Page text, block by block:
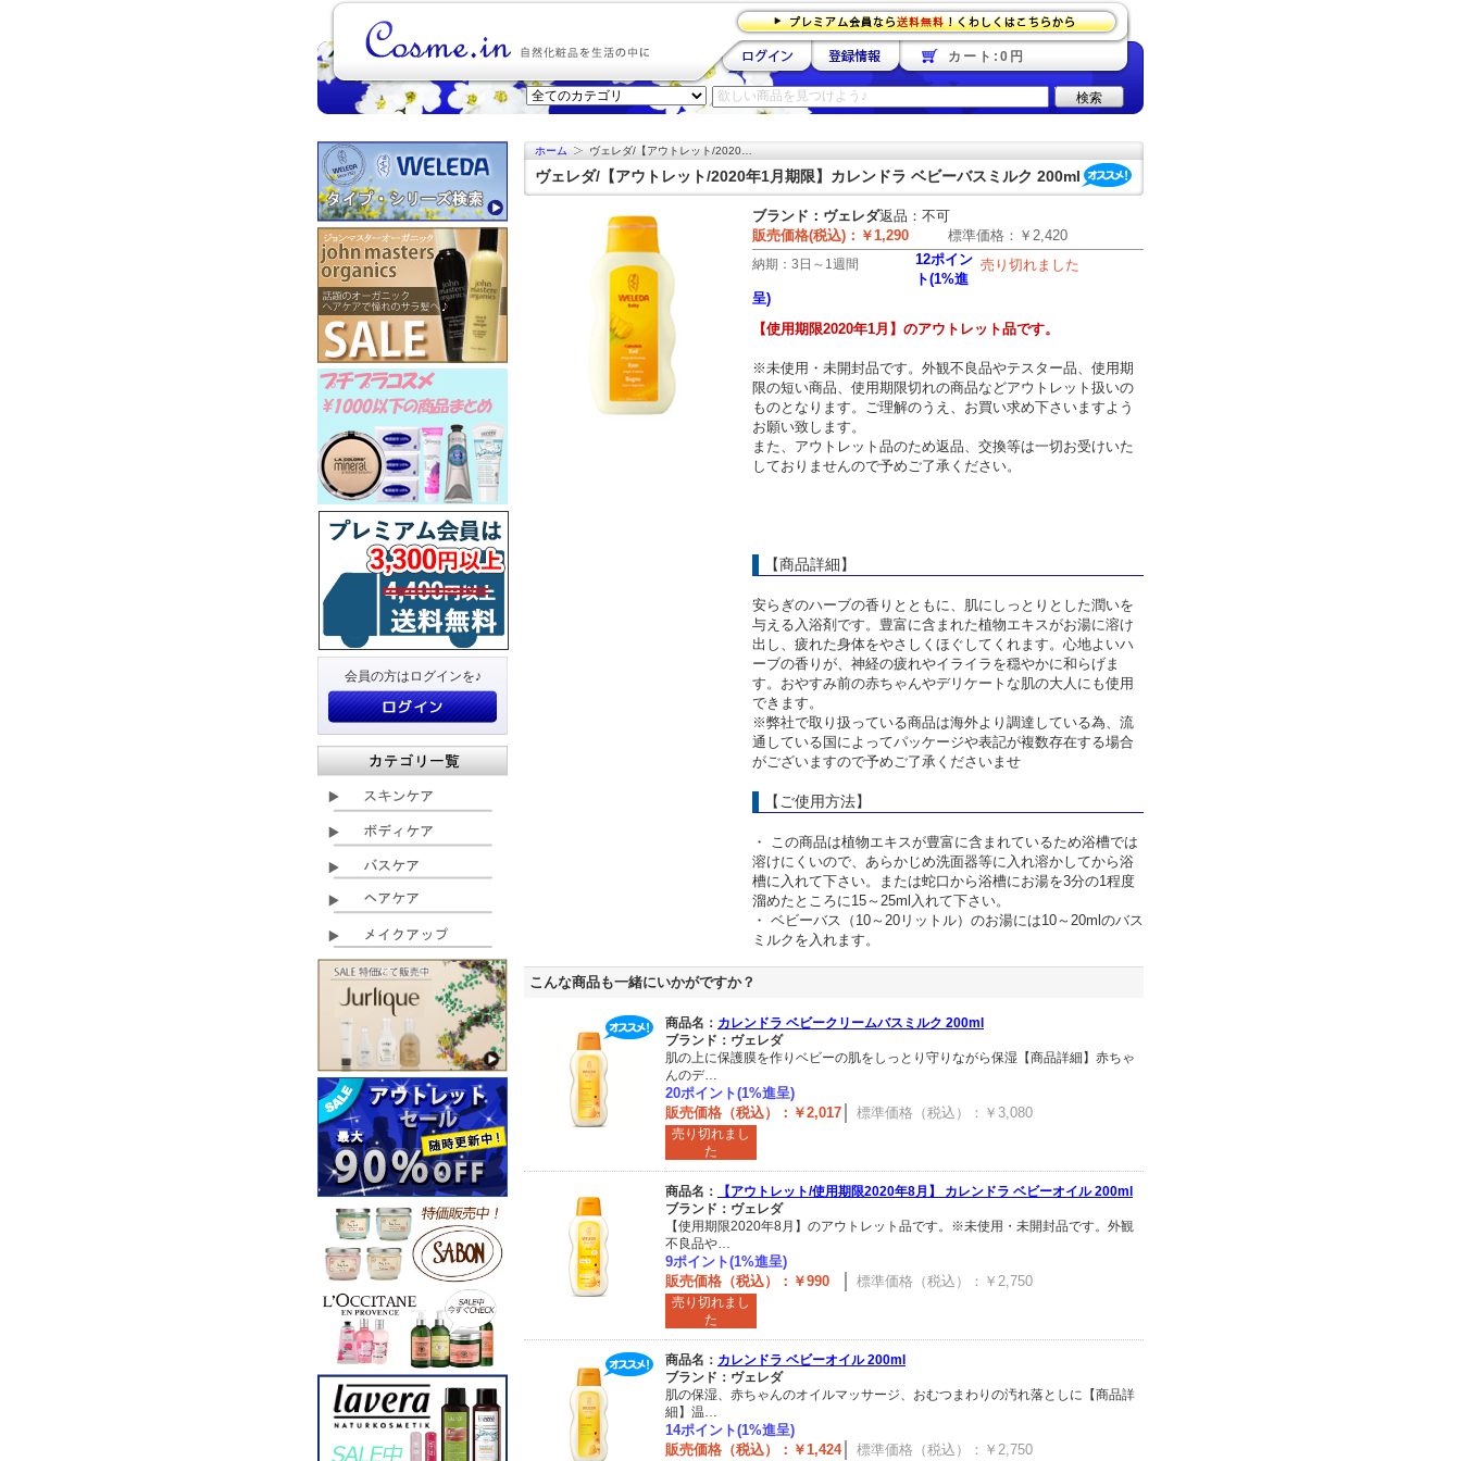
カート:0円
検索
ホーム ヴェレダ/【アウトレット/2020…
ヴェレダ/【アウトレット/2020年1月期限】カレンドラ ベビーバスミルク 200ml
ブランド： ヴェレダ
標準価格： ￥2,420
販売価格(税込)： ￥1,290
売り切れました
納期： 3日～1週間
返品：不可
12ポイン
ト(1%進
呈)
【使用期限2020年1月】のアウトレット品です。
※未使用・未開封品です。外観不良品やテスター品、使用期
限の短い商品、使用期限切れの商品などアウトレット扱いの
ものとなります。ご理解のうえ、お買い求め下さいますよう
お願い致します。
また、アウトレット品のため返品、交換等は一切お受けいた
しておりませんので予めご了承ください。
【商品詳細】
安らぎのハーブの香りとともに、肌にしっとりとした潤いを
与える入浴剤です。豊富に含まれた植物エキスがお湯に溶け
出し、疲れた身体をやさしくほぐしてくれます。心地よいハ
ーブの香りが、神経の疲れやイライラを穏やかに和らげま
す。おやすみ前の赤ちゃんやデリケートな肌の大人にも使用
できます。
※弊社で取り扱っている商品は海外より調達している為、流
通している国によってパッケージや表記が複数存在する場合
がございますので予めご了承くださいませ
【ご使用方法】
・ この商品は植物エキスが豊富に含まれているため浴槽では
溶けにくいので、あらかじめ洗面器等に入れ溶かしてから浴
槽に入れて下さい。または蛇口から浴槽にお湯を3分の1程度
溜めたところに15～25ml入れて下さい。
・ ベビーバス（10～20リットル）のお湯には10～20mlのバス
ミルクを入れます。
こんな商品も一緒にいかがですか？
商品名： カレンドラ ベビークリームバスミルク 200ml
ブランド：ヴェレダ
肌の上に保護膜を作りベビーの肌をしっとり守りながら保湿【商品詳細】赤ちゃ
んのデ…
20ポイント(1%進呈)
標準価格（税込）：￥3,080
販売価格（税込）：￥2,017
売り切れまし
た
商品名：
【アウトレット/使用期限2020年8月】 カレンドラ ベビーオイル 200ml
ブランド：ヴェレダ
【使用期限2020年8月】のアウトレット品です。※未使用・未開封品です。外観
不良品や…
9ポイント(1%進呈)
標準価格（税込）：￥2,750
販売価格（税込）：￥990
売り切れまし
た
商品名： カレンドラ ベビーオイル 200ml
ブランド：ヴェレダ
肌の保湿、赤ちゃんのオイルマッサージ、おむつまわりの汚れ落としに【商品詳
細】温…
14ポイント(1%進呈)
標準価格（税込）：￥2,750
販売価格（税込）：￥1,424
会員の方はログインを♪